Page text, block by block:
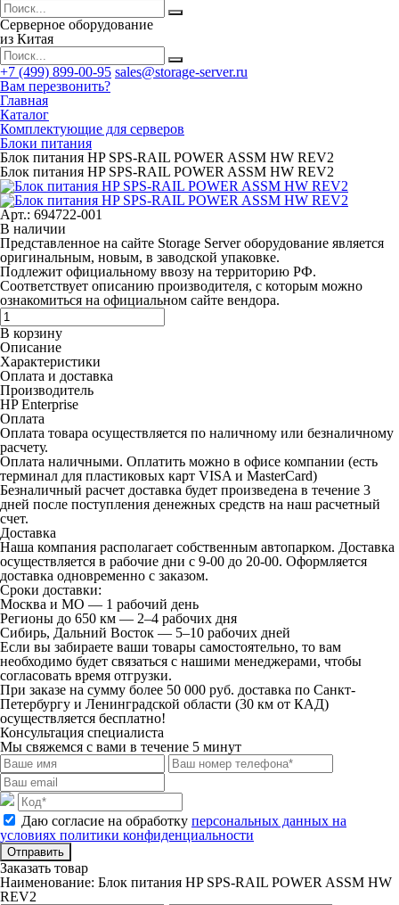
Серверное оборудование
из Китая
+7 (499) 899-00-95 sales@storage-server.ru
Вам перезвонить?
Главная
Каталог
Комплектующие для серверов
Блоки питания
Блок питания HP SPS-RAIL POWER ASSM HW REV2
Блок питания HP SPS-RAIL POWER ASSM HW REV2
Арт.: 694722-001
В наличии
Представленное на сайте Storage Server оборудование является
оригинальным, новым, в заводской упаковке.
Подлежит официальному ввозу на территорию РФ.
Соответствует описанию производителя, с которым можно
ознакомиться на официальном сайте вендора.
В корзину
Описание
Характеристики
Оплата и доставка
Производитель
HP Enterprise
Оплата
Оплата товара осуществляется по наличному или безналичному
расчету.
Оплата наличными. Оплатить можно в офисе компании (есть
терминал для пластиковых карт VISA и MasterCard)
Безналичный расчет доставка будет произведена в течение 3
дней после поступления денежных средств на наш расчетный
счет.
Доставка
Наша компания располагает собственным автопарком. Доставка
осуществляется в рабочие дни с 9-00 до 20-00. Оформляется
доставка одновременно с заказом.
Сроки доставки:
Москва и МО — 1 рабочий день
Регионы до 650 км — 2–4 рабочих дня
Сибирь, Дальний Восток — 5–10 рабочих дней
Если вы забираете ваши товары самостоятельно, то вам
необходимо будет связаться с нашими менеджерами, чтобы
согласовать время отгрузки.
При заказе на сумму более 50 000 руб. доставка по Санкт-
Петербургу и Ленинградской области (30 км от КАД)
осуществляется бесплатно!
Консультация специалиста
Мы свяжемся с вами в течение 5 минут
Даю согласие на обработку персональных данных на
условиях политики конфиденциальности
Отправить
Заказать товар
Наименование: Блок питания HP SPS-RAIL POWER ASSM HW
REV2